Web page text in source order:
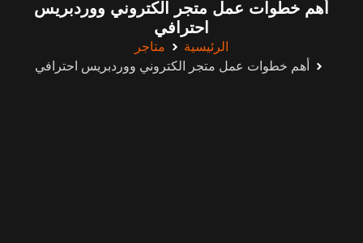
أهم خطوات عمل متجر الكتروني ووردبريس
احترافي
الرئيسية
متاجر
أهم خطوات عمل متجر الكتروني ووردبريس احترافي